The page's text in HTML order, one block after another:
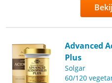
Advanced
Plus
Solgar
60/120